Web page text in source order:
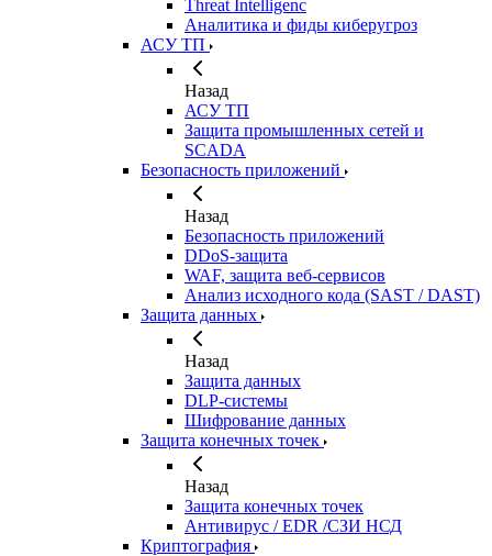
Threat Intelligenc
Аналитика и фиды киберугроз
АСУ ТП
Назад
АСУ ТП
Защита промышленных сетей и
SCADA
Безопасность приложений
Назад
Безопасность приложений
DDoS-защита
WAF, защита веб-сервисов
Анализ исходного кода (SAST / DAST)
Защита данных
Назад
Защита данных
DLP-системы
Шифрование данных
Защита конечных точек
Назад
Защита конечных точек
Антивирус / EDR /СЗИ НСД
Криптография